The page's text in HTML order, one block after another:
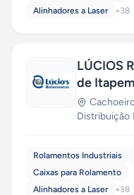
Alinhadores a Laser
+38
LÚCIOS
de
Distribuição·
Rolamentos Industriais
Caixas para Rolamento
Alinhadores a Laser
+38